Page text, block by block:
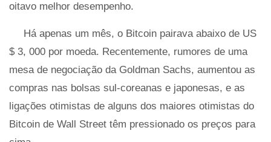
oitavo melhor desempenho.
Há apenas um mês, o Bitcoin pairava abaixo de US
$ 3, 000 por moeda. Recentemente, rumores de uma
mesa de negociação da Goldman Sachs, aumentou as
compras nas bolsas sul-coreanas e japonesas, e as
ligações otimistas de alguns dos maiores otimistas do
Bitcoin de Wall Street têm pressionado os preços para